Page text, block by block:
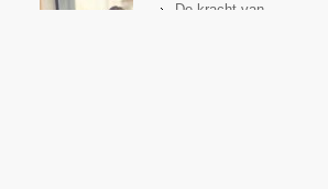
De kracht van